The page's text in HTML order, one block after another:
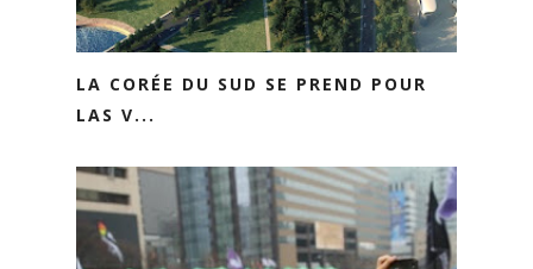
LA CORÉE DU SUD SE PREND POUR
LAS V...